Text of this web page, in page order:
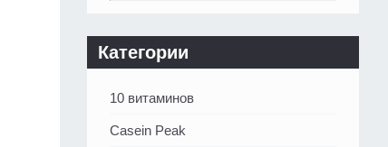
Категории
10 витаминов
Casein Peak